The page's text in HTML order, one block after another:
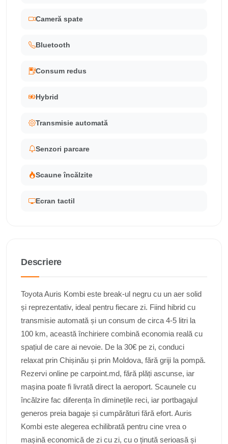
Cameră spate
Bluetooth
Consum redus
Hybrid
Transmisie automată
Senzori parcare
Scaune încălzite
Ecran tactil
Descriere
Toyota Auris Kombi este break-ul negru cu un aer solid
și reprezentativ, ideal pentru fiecare zi. Fiind hibrid cu
transmisie automată și un consum de circa 4-5 litri la
100 km, această închiriere combină economia reală cu
spațiul de care ai nevoie. De la 30€ pe zi, conduci
relaxat prin Chișinău și prin Moldova, fără griji la pompă.
Rezervi online pe carpoint.md, fără plăți ascunse, iar
mașina poate fi livrată direct la aeroport. Scaunele cu
încălzire fac diferența în diminețile reci, iar portbagajul
generos preia bagaje și cumpărături fără efort. Auris
Kombi este alegerea echilibrată pentru cine vrea o
mașină economică de zi cu zi, cu o ținută serioasă și